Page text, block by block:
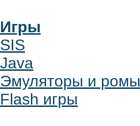
Игры
SIS
Java
Эмуляторы и ромы
Flash игры